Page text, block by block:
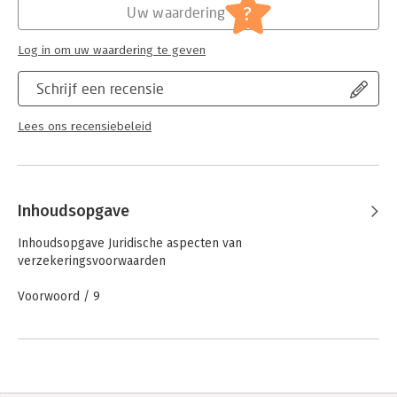
Hoofdrubriek:
Serie:
Insurance Studies
Schrijf een recensie
Lees ons recensiebeleid
Uw waardering ?
Log in om uw waardering te geven
Inhoudsopgave
Inhoudsopgave Juridische aspecten van
verzekeringsvoorwaarden
Voorwoord / 9